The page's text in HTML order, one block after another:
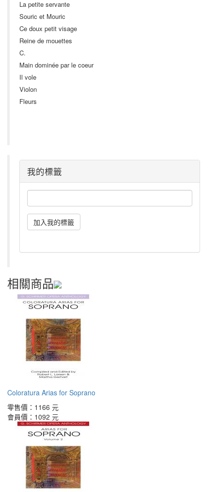
La petite servante
Souric et Mouric
Ce doux petit visage
Reine de mouettes
C.
Main dominée par le coeur
Il vole
Violon
Fleurs
我的標籤
相關商品
Coloratura Arias for Soprano
零售價： 1166 元
會員價： 1092 元